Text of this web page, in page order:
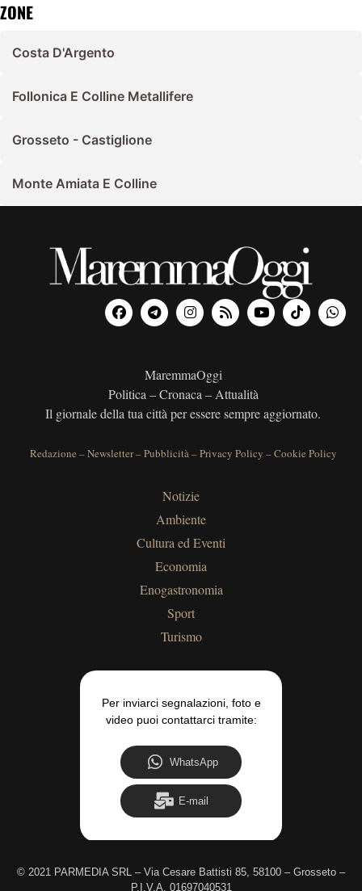
ZONE
Costa D'Argento
Follonica E Colline Metallifere
Grosseto - Castiglione
Monte Amiata E Colline
MaremmaOggi
Politica – Cronaca – Attualità
Il giornale della tua città per essere sempre aggiornato.
Redazione –Newsletter–Pubblicità –Privacy Policy –Cookie Policy
Notizie
Ambiente
Cultura ed Eventi
Economia
Enogastronomia
Sport
Turismo
Per inviarci segnalazioni, foto e
video puoi contattarci tramite:
WhatsApp
E-mail
© 2021 PARMEDIA SRL – Via Cesare Battisti 85, 58100 – Grosseto –
P.I.V.A. 01697040531